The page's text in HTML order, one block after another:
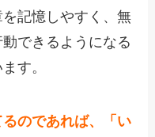
記憶しやすく、無
できるようになる
す。
のであれば、「い